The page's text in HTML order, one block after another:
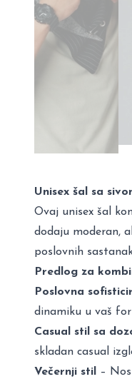
Unisex šal sa
Ovaj unisex šal
dodaju moderan,
poslovnih
Predlog za
Poslovna
dinamiku u vaš
Casual stil sa
skladan casual
Večernji stil
–